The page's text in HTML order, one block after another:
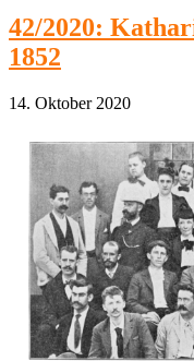
42/2020:
1852
14. Oktober 2020